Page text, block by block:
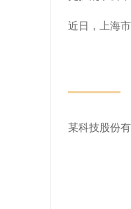
近日，上海
某科技股份